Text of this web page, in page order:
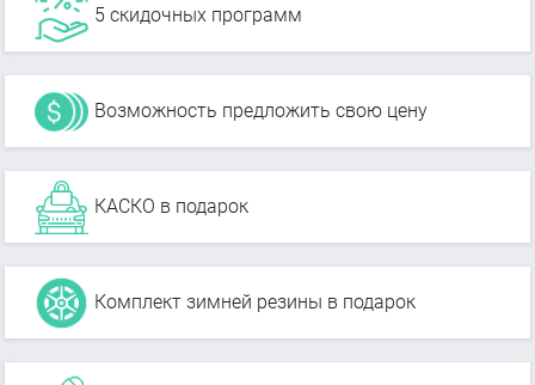
5 скидочных программ
Возможность предложить свою цену
КАСКО в подарок
Комплект зимней резины в подарок